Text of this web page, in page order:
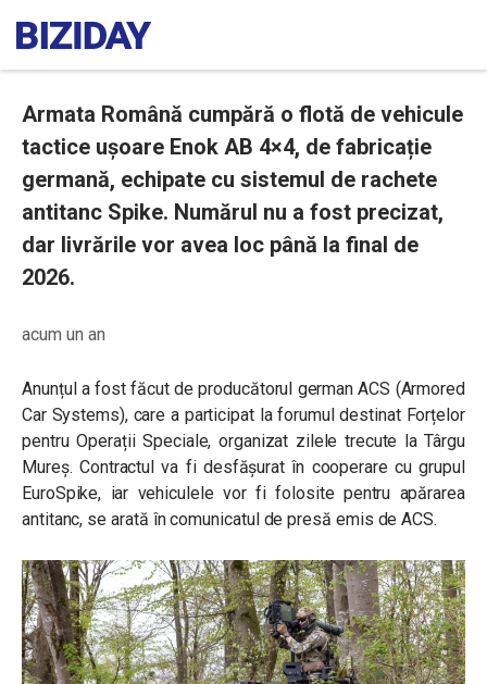
Armata Română cumpără o flotă de vehicule
tactice ușoare Enok AB 4×4, de fabricație
germană, echipate cu sistemul de rachete
antitanc Spike. Numărul nu a fost precizat,
dar livrările vor avea loc până la final de
2026.
acum un an
Anunțul a fost făcut de producătorul german ACS (Armored
Car Systems), care a participat la forumul destinat Forțelor
pentru Operații Speciale, organizat zilele trecute la Târgu
Mureș. Contractul va fi desfășurat în cooperare cu grupul
EuroSpike, iar vehiculele vor fi folosite pentru apărarea
antitanc, se arată în comunicatul de presă emis de ACS.